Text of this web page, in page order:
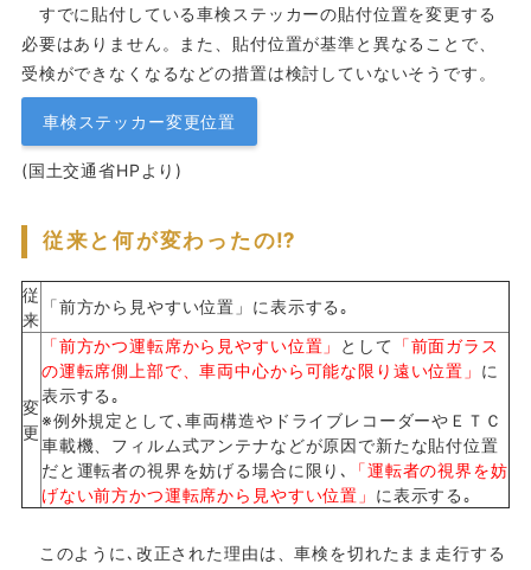
すでに貼付している車検ステッカーの貼付位置を変更する
必要はありません。また、貼付位置が基準と異なることで、
受検ができなくなるなどの措置は検討していないそうです。
車検ステッカー変更位置
(国土交通省HPより)
従来と何が変わったの⁉
従
来
「前方から見やすい位置」に表示する｡
変
更
「前方かつ運転席から見やすい位置」 として 「前面ガラス
の運転席側上部で、車両中心から可能な限り遠い位置」 に
表示する｡
※例外規定として､車両構造やドライブレコーダーやＥＴＣ
車載機、フィルム式アンテナなどが原因で新たな貼付位置
だと運転者の視界を妨げる場合に限り､
「運転者の視界を妨
げない前方かつ運転席から見やすい位置」 に表示する｡
このように､改正された理由は、車検を切れたまま走行する